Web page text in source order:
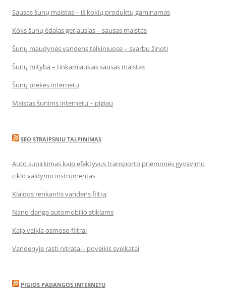
Sausas šunų maistas – iš kokių produktų gaminamas
Koks šunų ėdalas geriausias – sausas maistas
Šunų maudynės vandens telkiniuose – svarbu žinoti
Šunų mityba – tinkamiausias sausas maistas
Šunų prekės internetu
Maistas šunims internetu – pigiau
SEO STRAIPSNIU TALPINIMAS
Auto supirkimas kaip efektyvus transporto priemonės gyvavimo
ciklo valdymo instrumentas
Klaidos renkantis vandens filtrą
Nano danga automobilio stiklams
Kaip veikia osmoso filtrai
Vandenyje rasti nitratai - poveikis sveikatai
PIGIOS PADANGOS INTERNETU